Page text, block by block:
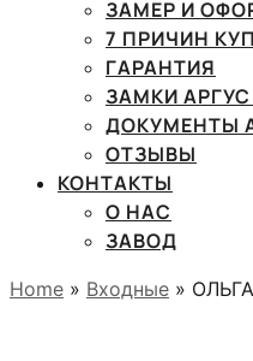
ЗАМЕР И
7 ПРИЧИН
ГАРАНТИЯ
ЗАМКИ
ДОКУМЕНТЫ
ОТЗЫВЫ
КОНТАКТЫ
О НАС
ЗАВОД
Home » Входные »